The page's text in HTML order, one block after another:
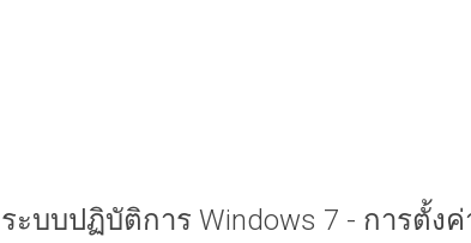
ระบบปฏิบัติการ Windows 7 - การตั้ง